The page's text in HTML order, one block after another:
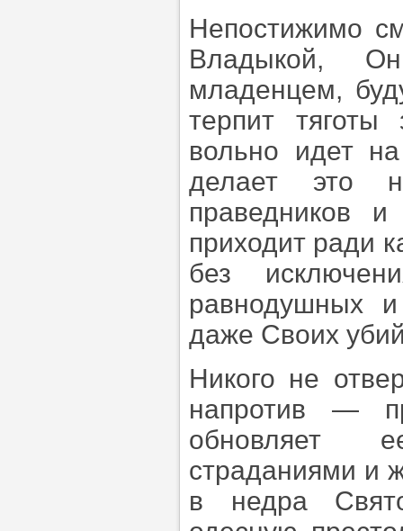
Непостижимо
Владыкой,
младенцем,
терпит
вольно идет
делает это
праведников
приходит ради
без
равнодушных
даже Своих
Никого не
напротив —
обновляет
страданиями и
в недра